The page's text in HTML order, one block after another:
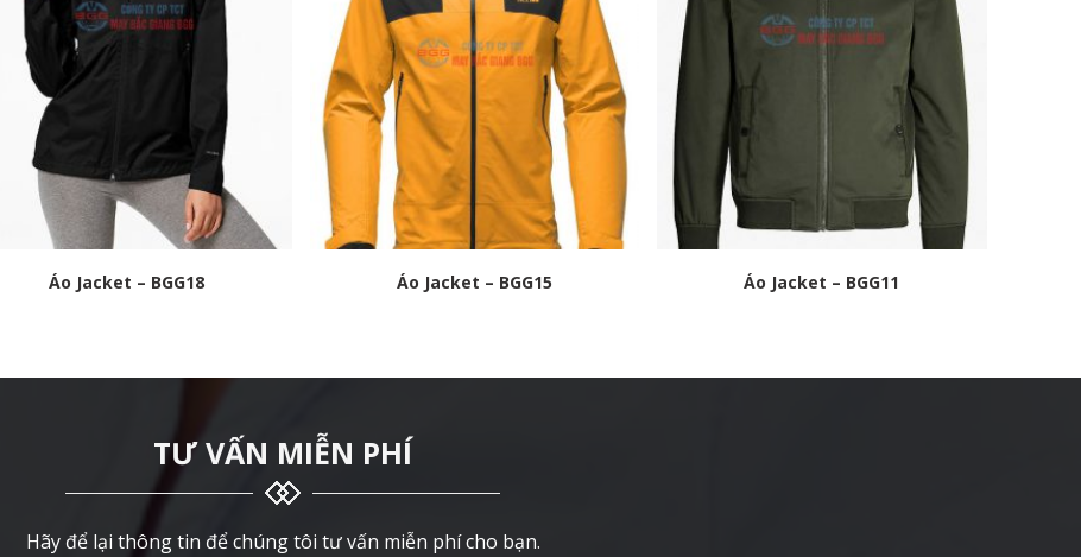
Áo Jacket – BGG18 Áo Jacket – BGG15 Áo Jacket – BGG11
TƯ VẤN MIỄN PHÍ
Hãy để lại thông tin để chúng tôi tư vấn miễn phí cho bạn.